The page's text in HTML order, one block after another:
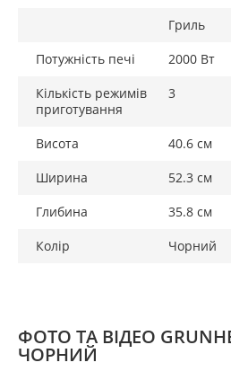
Гриль
Потужність печі
2000 Вт
Кількість режимів
приготування
3
Висота
40.6 см
Ширина
52.3 см
Глибина
35.8 см
Колір
Чорний
ФОТО ТА ВІДЕО
ЧОРНИЙ